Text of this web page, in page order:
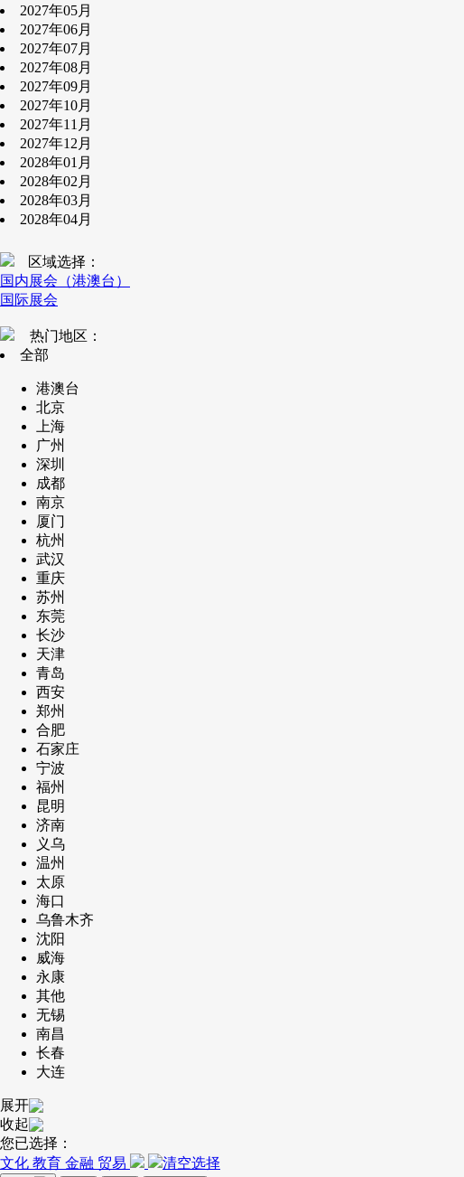
2027年05月
2027年06月
2027年07月
2027年08月
2027年09月
2027年10月
2027年11月
2027年12月
2028年01月
2028年02月
2028年03月
2028年04月
区域选择：
国内展会（港澳台）
国际展会
热门地区：
全部
港澳台
北京
上海
广州
深圳
成都
南京
厦门
杭州
武汉
重庆
苏州
东莞
长沙
天津
青岛
西安
郑州
合肥
石家庄
宁波
福州
昆明
济南
义乌
温州
太原
海口
乌鲁木齐
沈阳
威海
永康
其他
无锡
南昌
长春
大连
展开
收起
您已选择：
文化 教育 金融 贸易
清空选择